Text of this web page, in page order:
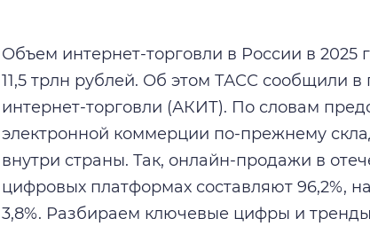
Объем интернет-торговли в России в 2025
11,5 трлн рублей. Об этом ТАСС сообщили
интернет-торговли (АКИТ). По словам
электронной коммерции по-прежнему
внутри страны. Так, онлайн-продажи в
цифровых платформах составляют 96,2%,
3,8%. Разбираем ключевые цифры и